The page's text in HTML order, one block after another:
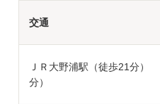
交通
ＪＲ大野浦駅（徒歩21分）
分）